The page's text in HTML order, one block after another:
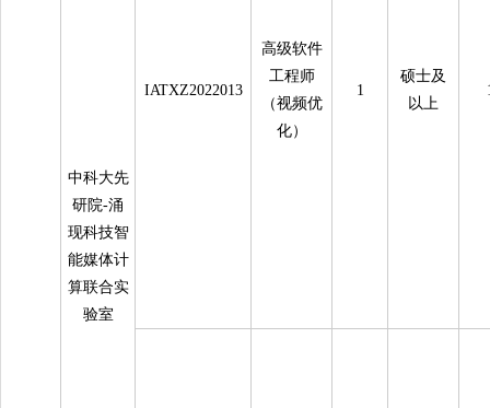
中科大先
研院-涌
现科技智
能媒体计
算联合实
验室
IATXZ2022013
高级软件
工程师
（视频优
化）
1
硕士及
以上